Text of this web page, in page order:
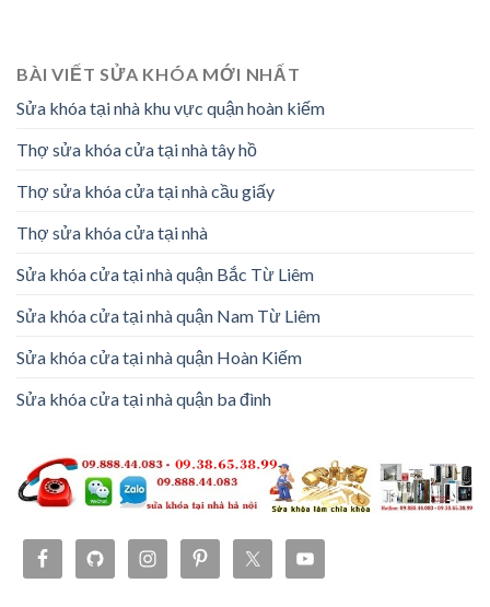
BÀI VIẾT SỬA KHÓA MỚI NHẤT
Sửa khóa tại nhà khu vực quận hoàn kiếm
Thợ sửa khóa cửa tại nhà tây hồ
Thợ sửa khóa cửa tại nhà cầu giấy
Thợ sửa khóa cửa tại nhà
Sửa khóa cửa tại nhà quận Bắc Từ Liêm
Sửa khóa cửa tại nhà quận Nam Từ Liêm
Sửa khóa cửa tại nhà quận Hoàn Kiếm
Sửa khóa cửa tại nhà quận ba đình